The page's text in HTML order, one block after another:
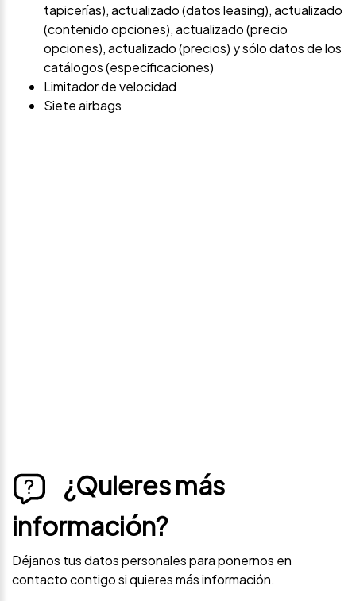
tapicerías), actualizado (datos leasing), actualizado
(contenido opciones), actualizado (precio
opciones), actualizado (precios) y sólo datos de los
catálogos (especificaciones)
Limitador de velocidad
Siete airbags
¿Quieres más
información?
Déjanos tus datos personales para ponernos en
contacto contigo si quieres más información.